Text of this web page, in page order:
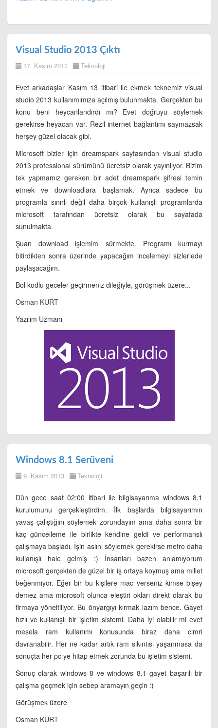
Visual Studio 2013 Çıktı
17. Kasım 2013 Teknoloji
Evet arkadaşlar Kasım 13 itibari ile ekmek teknemiz visual
studio 2013 kullanımımıza açılmış bulunmakta. Gerçekten bu
konu beni heycanlandırdı mı? Evet doğruyu söylemek
gerekirse heyacan var. Rezil internet bağlantımı saymazsak
herşey güzel olacak gibi.
Microsoft bizler için dreamspark sayfasından visual studio
2013 professional sürümünü ücretsiz olarak yayınlıyor. Bizim
tek yapmamız gereken bir adet dreamspark şifresi temin
etmek ve downloadlara başlamak. Ayrıca sadece bu
programla sınırlı değil daha birçok kullanışlı programlarda
microsoft tarafından ücretsiz olarak bu sayafada
sunulmakta.
Şuan download işlemim sürmekte. Programı kurmayı
bitirdikten sonra üzerinde yapacağım incelemeyi sizlerlede
paylaşacağım.
Bol kodlu geceler geçirmeniz dileğiyle, görüşmek üzere...
Osman KURT
Yazılım Uzmanı
Windows 8.1 Serüveni
9. Kasım 2013 Teknoloji
Dün gece saat 02:00 itibari ile bilgisayarıma windows 8.1
kurulumunu gerçekleştirdim. İlk başlarda bilgisayarımın
yavaş çalıştığını söylemek zorundayım ama daha sonra bir
kaç güncelleme ile birlikte kendine geldi ve performanslı
çalışmaya başladı. İşin aslını söylemek gerekirse metro daha
kullanışlı hale gelmiş :) İnsanları bazen anlamıyorum
microsoft gerçekten de güzel bir iş ortaya koymuş ama millet
beğenmiyor. Eğer bir bu kişilere mac verseniz kimse bişey
demez ama microsoft olunca eleştiri okları direkt olarak bu
firmaya yöneltiliyor. Bu önyargıyı kırmak lazım bence. Gayet
hızlı ve kullanışlı bir işletim sistemi. Daha iyi olabilir mi evet
mesela ram kullanımı konusunda biraz daha cimri
davranabilir. Her ne kadar artık ram sıkıntısı yaşanmasa da
sonuçta her pc ye hitap etmek zorunda bu işletim sistemi.
Sonuç olarak windows 8 ve windows 8.1 gayet başarılı bir
çalışma geçmek için sebep aramayın geçin :)
Görüşmek üzere
Osman KURT